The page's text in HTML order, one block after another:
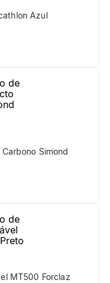
Azul
Simond
MT500 Forclaz